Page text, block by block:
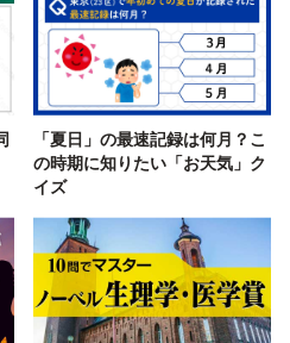
「夏日」の最速記録は何月？こ
の時期に知りたい「お天気」ク
イズ